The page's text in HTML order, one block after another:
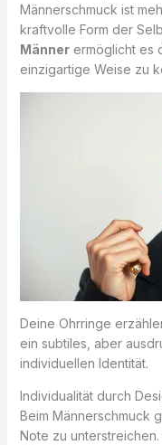
Männerschmuck ist
kraftvolle Form der
Männerermöglicht es
einzigartige Weise zu
Deine Ohrringe
ein subtiles, aber
individuellen Identität.
Individualität durch
Beim Männerschmuck
Note zu